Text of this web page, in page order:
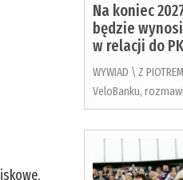
Na koniec
będzie
w relacji do
WYWIAD \ Z
VeloBanku,